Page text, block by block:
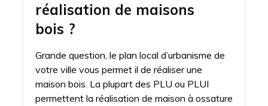
réalisation de maisons
bois ?
Grande question, le plan local d’urbanisme de
votre ville vous permet il de réaliser une
maison bois. La plupart des PLU ou PLUI
permettent la réalisation de maison à ossature